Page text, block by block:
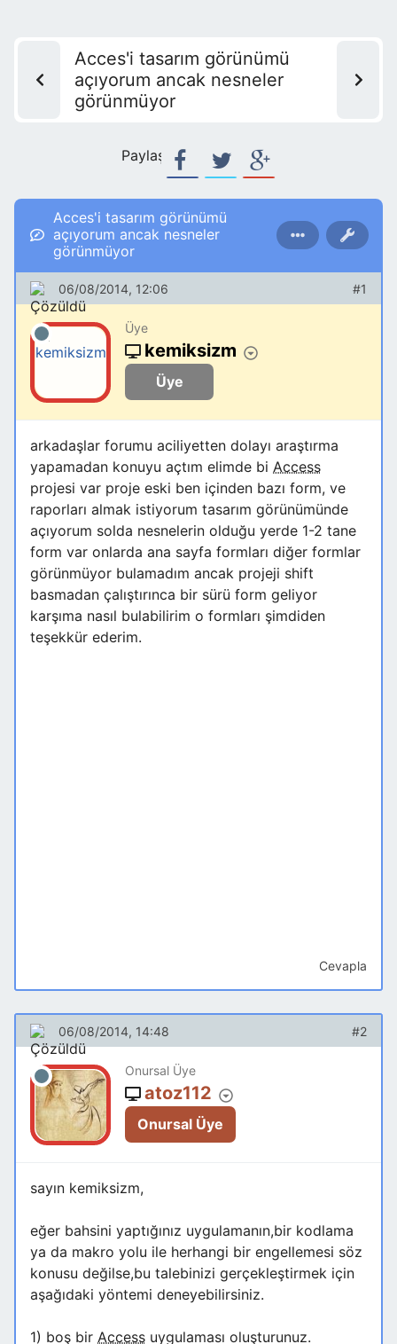
Acces'i tasarım görünümü
açıyorum ancak nesneler
görünmüyor
Paylaş:
Acces'i tasarım görünümü
açıyorum ancak nesneler
görünmüyor
06/08/2014, 12:06 #1
Üye
kemiksizm
Üye
arkadaşlar forumu aciliyetten dolayı araştırma
yapamadan konuyu açtım elimde bi Access
projesi var proje eski ben içinden bazı form, ve
raporları almak istiyorum tasarım görünümünde
açıyorum solda nesnelerin olduğu yerde 1-2 tane
form var onlarda ana sayfa formları diğer formlar
görünmüyor bulamadım ancak projeji shift
basmadan çalıştırınca bir sürü form geliyor
karşıma nasıl bulabilirim o formları şimdiden
teşekkür ederim.
Cevapla
06/08/2014, 14:48 #2
Onursal Üye
atoz112
Onursal Üye
sayın kemiksizm,
eğer bahsini yaptığınız uygulamanın,bir kodlama
ya da makro yolu ile herhangi bir engellemesi söz
konusu değilse,bu talebinizi gerçekleştirmek için
aşağıdaki yöntemi deneyebilirsiniz.
1) boş bir Access uygulaması oluşturunuz.